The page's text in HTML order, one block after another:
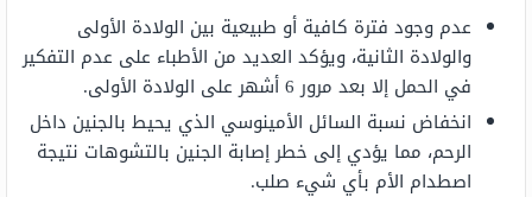
عدم وجود فترة كافية أو طبيعية بين الولادة الأولى
والولادة الثانية، ويؤكد العديد من الأطباء على عدم التفكير
في الحمل إلا بعد مرور 6 أشهر على الولادة الأولى.
انخفاض نسبة السائل الأمينوسي الذي يحيط بالجنين داخل
الرحم، مما يؤدي إلى خطر إصابة الجنين بالتشوهات نتيجة
اصطدام الأم بأي شيء صلب.